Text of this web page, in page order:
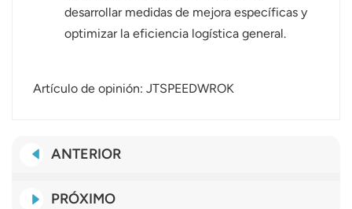
desarrollar medidas de mejora específicas y
optimizar la eficiencia logística general.
Artículo de opinión: JTSPEEDWROK
ANTERIOR
PRÓXIMO